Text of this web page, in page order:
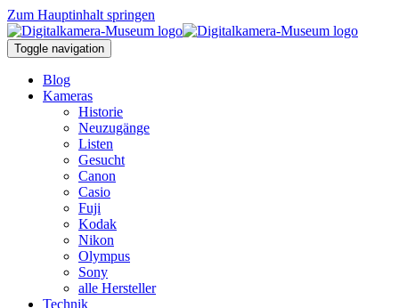
Zum Hauptinhalt springen
Toggle navigation
Blog
Kameras
Historie
Neuzugänge
Listen
Gesucht
Canon
Casio
Fuji
Kodak
Nikon
Olympus
Sony
alle Hersteller
Technik